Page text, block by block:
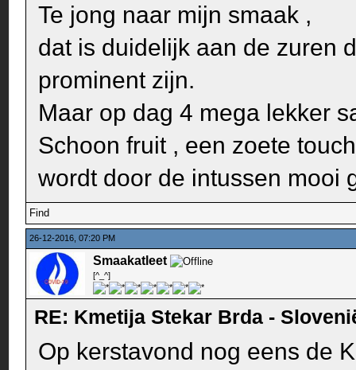
Te jong naar mijn smaak ,
dat is duidelijk aan de zuren
prominent zijn.
Maar op dag 4 mega lekker
Schoon fruit , een zoete
wordt door de intussen mooi
Find
26-12-2016, 07:20 PM
Smaakatleet
[^_^]
RE: Kmetija Stekar Brda -
Op kerstavond nog eens de